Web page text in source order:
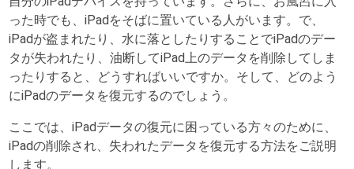
った時でも、iPadをそばに置いている人がいます。で、
iPadが盗まれたり、水に落としたりすることでiPadのデー
タが失われたり、油断してiPad上のデータを削除してしま
ったりすると、どうすればいいですか。そして、どのよう
にiPadのデータを復元するのでしょう。
ここでは、iPadデータの復元に困っている方々のために、
iPadの削除され、失われたデータを復元する方法をご説明
します。